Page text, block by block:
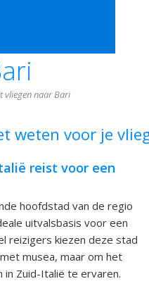
vliegen naar Bari
weten voor je
reist voor een
hoofdstad van de regio
uitvalsbasis voor een
reizigers kiezen deze stad
musea, maar om het
Zuid-Italië te ervaren.